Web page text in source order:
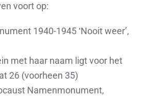
voort op:
1940-1945 ‘Nooit weer’,
met haar naam ligt voor het
26 (voorheen 35)
Namenmonument,